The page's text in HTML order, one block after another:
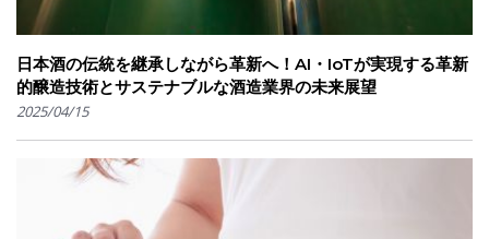
日本酒の伝統を継承しながら革新へ！AI・IoTが実現する革新
的醸造技術とサステナブルな酒造業界の未来展望
2025/04/15